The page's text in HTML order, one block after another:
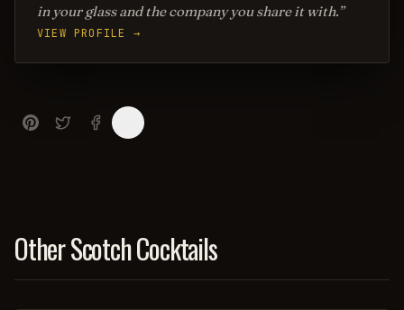
in your glass and the company you share it with.
VIEW PROFILE →
Other Scotch Cocktails